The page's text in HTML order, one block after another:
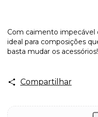
Com caimento impecável
ideal para composições
basta mudar os acessórios!
Compartilhar